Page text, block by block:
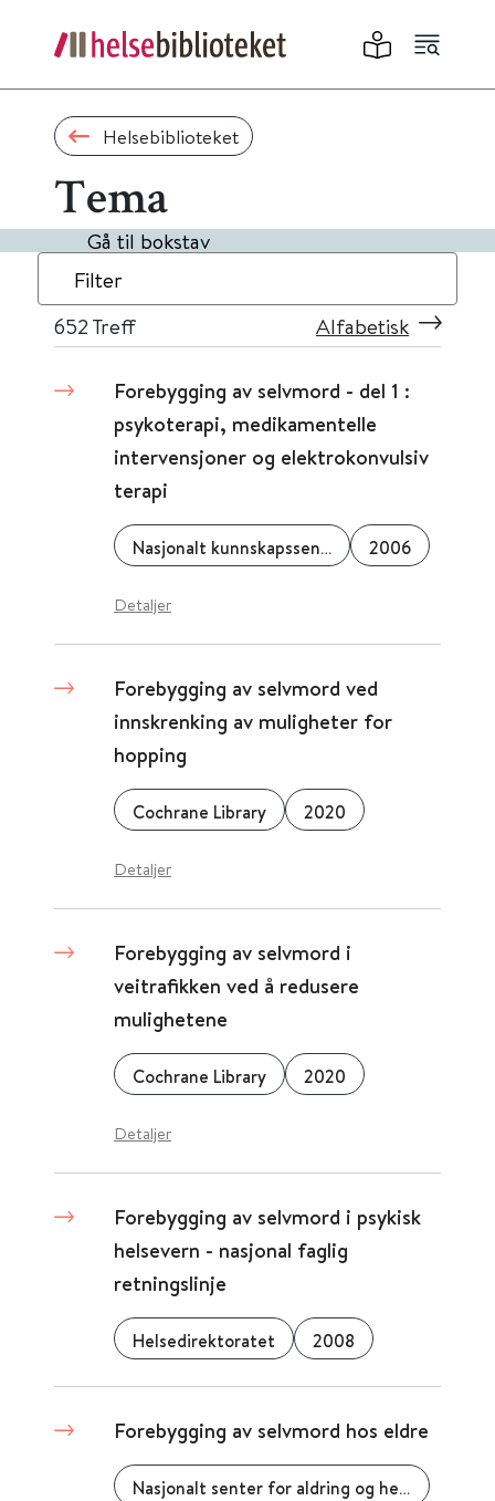
Helsebiblioteket
Tema
Gå til bokstav
Filter
652 Treff Alfabetisk
Forebygging av selvmord - del 1 :
psykoterapi, medikamentelle
intervensjoner og elektrokonvulsiv
terapi
Nasjonalt kunnskapssenter for helsetjenesten 2006
Detaljer
Forebygging av selvmord ved
innskrenking av muligheter for
hopping
Cochrane Library 2020
Detaljer
Forebygging av selvmord i
veitrafikken ved å redusere
mulighetene
Cochrane Library 2020
Detaljer
Forebygging av selvmord i psykisk
helsevern - nasjonal faglig
retningslinje
Helsedirektoratet 2008
Forebygging av selvmord hos eldre
Nasjonalt senter for aldring og helse